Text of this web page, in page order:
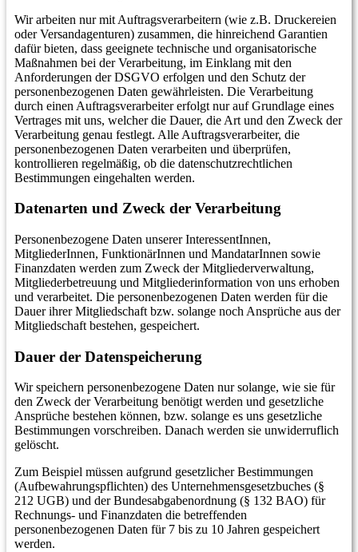
Wir arbeiten nur mit Auftragsverarbeitern (wie z.B. Druckereien
oder Versandagenturen) zusammen, die hinreichend Garantien
dafür bieten, dass geeignete technische und organisatorische
Maßnahmen bei der Verarbeitung, im Einklang mit den
Anforderungen der DSGVO erfolgen und den Schutz der
personenbezogenen Daten gewährleisten. Die Verarbeitung
durch einen Auftragsverarbeiter erfolgt nur auf Grundlage eines
Vertrages mit uns, welcher die Dauer, die Art und den Zweck der
Verarbeitung genau festlegt. Alle Auftragsverarbeiter, die
personenbezogenen Daten verarbeiten und überprüfen,
kontrollieren regelmäßig, ob die datenschutzrechtlichen
Bestimmungen eingehalten werden.
Datenarten und Zweck der Verarbeitung
Personenbezogene Daten unserer InteressentInnen,
MitgliederInnen, FunktionärInnen und MandatarInnen sowie
Finanzdaten werden zum Zweck der Mitgliederverwaltung,
Mitgliederbetreuung und Mitgliederinformation von uns erhoben
und verarbeitet. Die personenbezogenen Daten werden für die
Dauer ihrer Mitgliedschaft bzw. solange noch Ansprüche aus der
Mitgliedschaft bestehen, gespeichert.
Dauer der Datenspeicherung
Wir speichern personenbezogene Daten nur solange, wie sie für
den Zweck der Verarbeitung benötigt werden und gesetzliche
Ansprüche bestehen können, bzw. solange es uns gesetzliche
Bestimmungen vorschreiben. Danach werden sie unwiderruflich
gelöscht.
Zum Beispiel müssen aufgrund gesetzlicher Bestimmungen
(Aufbewahrungspflichten) des Unternehmensgesetzbuches (§
212 UGB) und der Bundesabgabenordnung (§ 132 BAO) für
Rechnungs- und Finanzdaten die betreffenden
personenbezogenen Daten für 7 bis zu 10 Jahren gespeichert
werden.